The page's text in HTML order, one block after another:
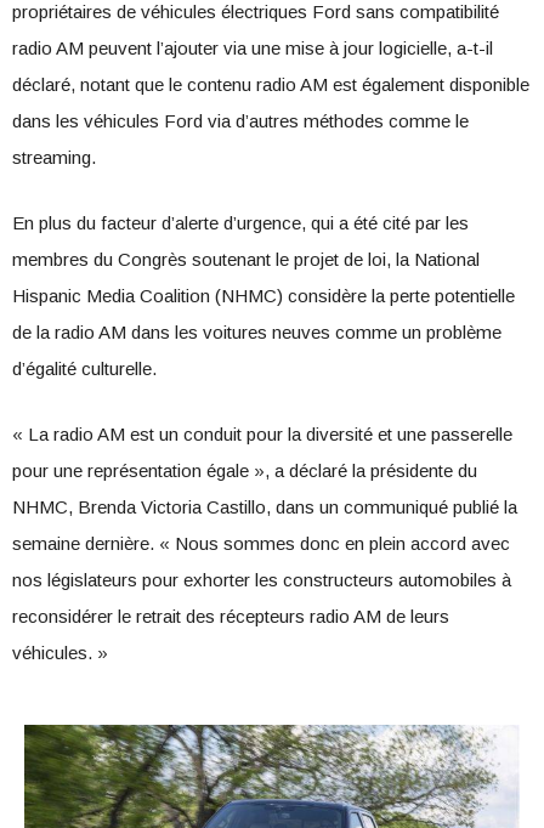
propriétaires de véhicules électriques Ford sans compatibilité
radio AM peuvent l’ajouter via une mise à jour logicielle, a-t-il
déclaré, notant que le contenu radio AM est également disponible
dans les véhicules Ford via d’autres méthodes comme le
streaming.
En plus du facteur d’alerte d’urgence, qui a été cité par les
membres du Congrès soutenant le projet de loi, la National
Hispanic Media Coalition (NHMC) considère la perte potentielle
de la radio AM dans les voitures neuves comme un problème
d’égalité culturelle.
« La radio AM est un conduit pour la diversité et une passerelle
pour une représentation égale », a déclaré la présidente du
NHMC, Brenda Victoria Castillo, dans un communiqué publié la
semaine dernière. « Nous sommes donc en plein accord avec
nos législateurs pour exhorter les constructeurs automobiles à
reconsidérer le retrait des récepteurs radio AM de leurs
véhicules. »